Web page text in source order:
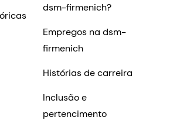
dsm-firmenich?
Empregos na dsm-
firmenich
Histórias de carreira
Inclusão e
pertencimento